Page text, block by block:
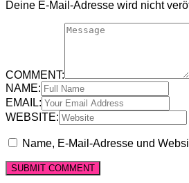
Deine E-Mail-Adresse wird nicht
COMMENT:
NAME:
EMAIL:
WEBSITE:
Name, E-Mail-Adresse und